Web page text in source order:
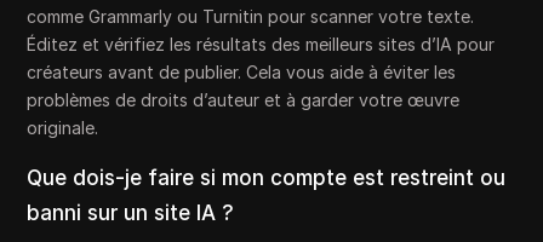
comme Grammarly ou Turnitin pour scanner votre texte.
Éditez et vérifiez les résultats des meilleurs sites d’IA pour
créateurs avant de publier. Cela vous aide à éviter les
problèmes de droits d’auteur et à garder votre œuvre
originale.
Que dois-je faire si mon compte est restreint ou
banni sur un site IA ?